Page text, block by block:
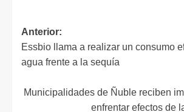
Anterior:
Essbio llama a realizar un consumo
agua frente a la sequía
Municipalidades de Ñuble reciben
enfrentar efectos de